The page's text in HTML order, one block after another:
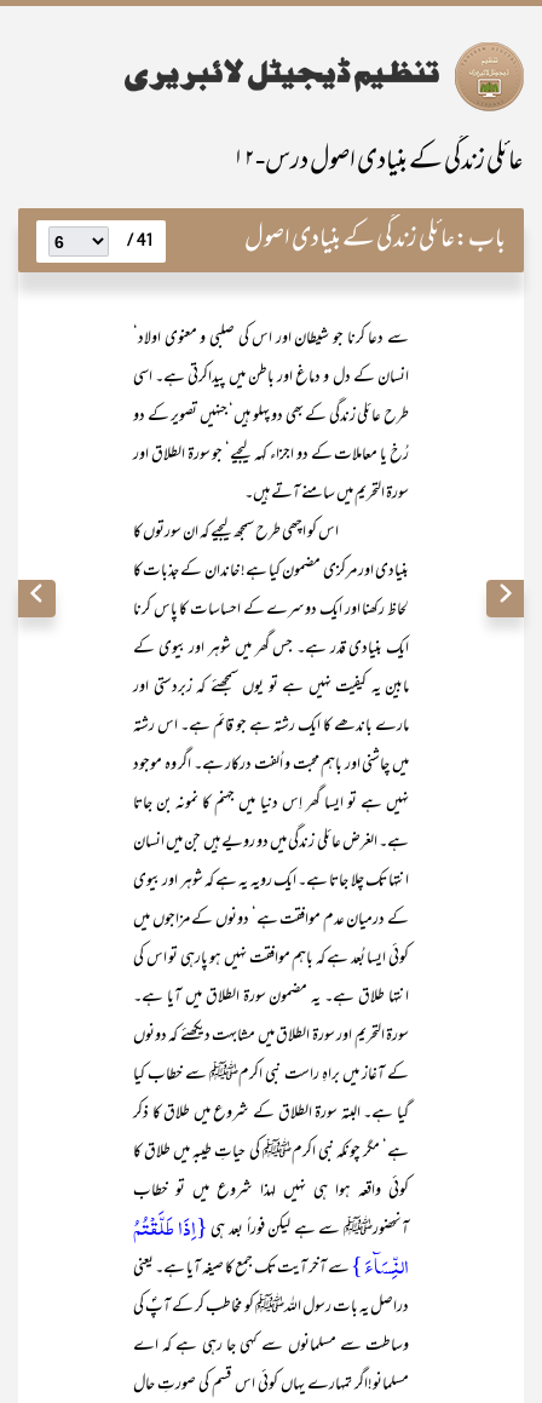
عائلی زندگی کے بنیادی اصول درس-۱۲
باب:عائلی زندگی کے بنیادی اصول 41 /
سے دعا کرنا جو شیطان اور اس کی صلبی و معنوی اولاد‘
انسان کے دل و دماغ اور باطن میں پیداکرتی ہے۔ اسی
طرح عائلی زندگی کے بھی دو پہلو ہیں‘ جنہیں تصویر کے دو
رُخ یا معاملات کے دو اجزاء کہہ لیجیے‘ جو سورۃ الطلاق اور
سورۃ التحریم میں سامنے آتے ہیں۔
اس کو اچھی طرح سمجھ لیجیے کہ ان سورتوں کا
بنیادی اور مرکزی مضمون کیا ہے! خاندان کے جذبات کا
لحاظ رکھنا اور ایک دوسرے کے احساسات کا پاس کرنا
ایک بنیادی قدر ہے۔ جس گھر میں شوہر اور بیوی کے
مابین یہ کیفیت نہیں ہے تو یوں سمجھئے کہ زبردستی اور
مارے باندھے کا ایک رشتہ ہے جو قائم ہے۔ اس رشتہ
میں چاشنی اور باہم محبت و اُلفت درکار ہے۔ اگر وہ موجود
نہیں ہے تو ایسا گھر اِس دنیا میں جہنم کا نمونہ بن جاتا
ہے۔ الغرض عائلی زندگی میں دو رویے ہیں جن میں انسان
انتہا تک چلا جاتا ہے۔ ایک رویہ یہ ہے کہ شوہر اور بیوی
کے درمیان عدم موافقت ہے‘ دونوں کے مزاجوں میں
کوئی ایسا بُعد ہے کہ باہم موافقت نہیں ہو پارہی تو اس کی
انتہا طلاق ہے۔ یہ مضمون سورۃ الطلاق میں آیا ہے۔
سورۃ التحریم اور سورۃ الطلاق میں مشابہت دیکھئے کہ دونوں
کے آغاز میں براہِ راست نبی اکرمﷺ سے خطاب کیا
گیا ہے۔ البتہ سورۃ الطلاق کے شروع میں طلاق کا ذکر
ہے‘ مگر چونکہ نبی اکرمﷺ کی حیاتِ طیبہ میں طلاق کا
کوئی واقعہ ہوا ہی نہیں لہذا شروع میں تو خطاب
آنحضورﷺ سے ہے لیکن فوراً بعد ہی{اِذَا طَلَّقۡتُمُ
النِّسَآءَ }سے آخر آیت تک جمع کا صیغہ آیا ہے۔ یعنی
دراصل یہ بات رسول اللہﷺ کو مخاطب کر کے آپؐ کی
وساطت سے مسلمانوں سے کہی جا رہی ہے کہ اے
مسلمانو!اگر تمہارے یہاں کوئی اس قسم کی صورتِ حال